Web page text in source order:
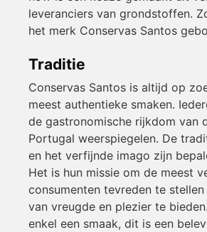
leveranciers van grondstoffen.
het merk Conservas Santos
Traditie
Conservas Santos is altijd op
meest authentieke smaken.
de gastronomische rijkdom van
Portugal weerspiegelen. De
en het verfijnde imago zijn
Het is hun missie om de meest
consumenten tevreden te
van vreugde en plezier te
enkel een smaak, dit is een